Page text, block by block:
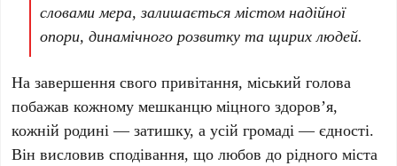
словами мера, залишається містом надійної
опори, динамічного розвитку та щирих людей.
На завершення свого привітання, міський голова
побажав кожному мешканцю міцного здоров’я,
кожній родині — затишку, а усій громаді — єдності.
Він висловив сподівання, що любов до рідного міста